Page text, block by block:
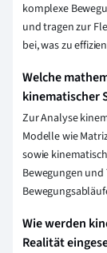
komplexe
und tragen zur
bei, was zu
Welche
kinematischer
Zur Analyse
Modelle wie
sowie
Bewegungen
Wie werden
Realität